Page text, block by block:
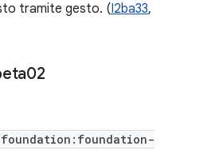
tramite gesto. (I2ba33,